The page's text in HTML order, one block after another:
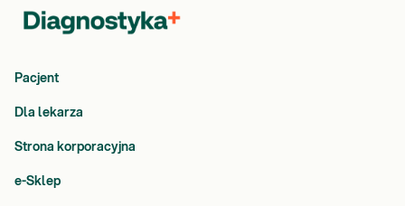
Pacjent
Dla lekarza
Strona korporacyjna
e-Sklep